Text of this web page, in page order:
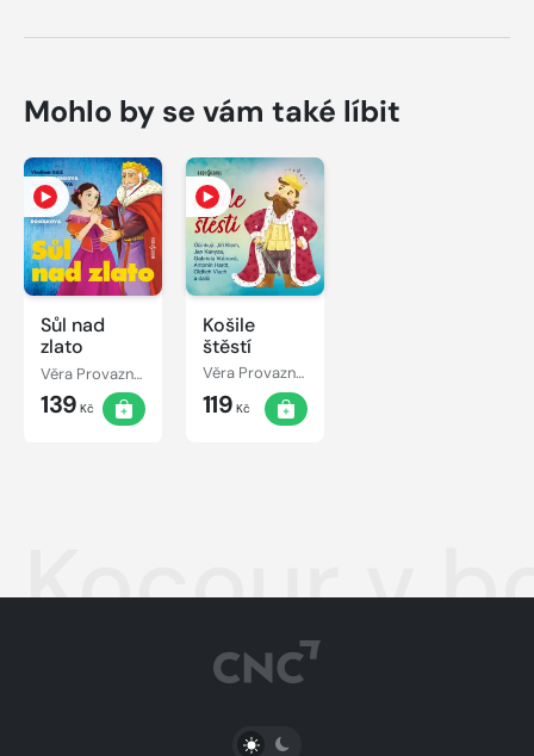
Mohlo by se vám také líbit
Sůl nad
zlato
Věra Provazníková
139 Kč
Košile
štěstí
Věra Provazníková
119 Kč
Kocour v
PŘEPNOUT SVĚTLÝ/TMAVÝ REŽIM